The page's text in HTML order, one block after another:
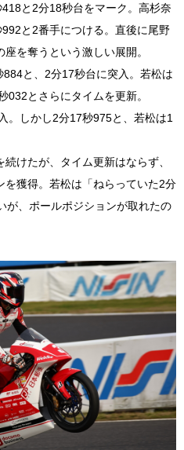
と2分18秒台をマーク。高杉奈
と2番手につける。直後に尾野
を奪うという激しい展開。
と、2分17秒台に突入。若松は
032とさらにタイムを更新。
。しかし2分17秒975と、若松は1
けたが、タイム更新はならず、
を獲得。若松は「ねらっていた2分
が、ポールポジションが取れたの